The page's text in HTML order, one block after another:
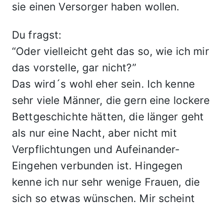
sie einen Versorger haben wollen.
Du fragst:
“Oder vielleicht geht das so, wie ich mir
das vorstelle, gar nicht?”
Das wird´s wohl eher sein. Ich kenne
sehr viele Männer, die gern eine lockere
Bettgeschichte hätten, die länger geht
als nur eine Nacht, aber nicht mit
Verpflichtungen und Aufeinander-
Eingehen verbunden ist. Hingegen
kenne ich nur sehr wenige Frauen, die
sich so etwas wünschen. Mir scheint